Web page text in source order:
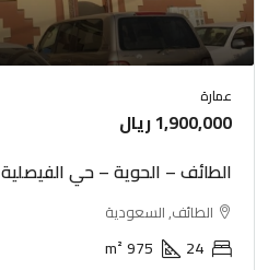
عمارة
1,900,000 ريال
الطائف – الحوية – حي الفيصلية
الطائف, السعودية
24
975
m²